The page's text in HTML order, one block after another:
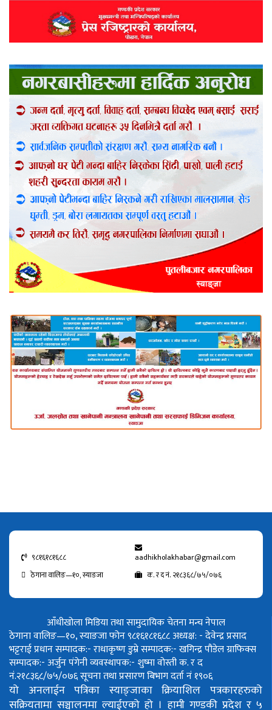
९८१६१८१६८८
aadhikholakhabar@gmail.com
ठेगाना वालिङ—१०, स्याङजा
क. र द नं. २१८३६८/७५/०७६
आँधीखोला मिडिया तथा सामुदायिक चेतना मन्च नेपाल
ठेगाना वालिङ—१०, स्याङजा फोन ९८१६१८१६८८अध्यक्ष: - देवेन्द्र प्रसाद
भट्टराईप्रधान सम्पादक:- राधाकृष्ण डुम्रेसम्पादक:- खगिन्द्र पौडेलग्राफिक्स
सम्पादक:- अर्जुन पंगेनीव्यवस्थापक:- शुष्मा वोस्तीक. र द
नं.२१८३६८/७५/०७६सूचना तथा प्रसारण बिभाग दर्ता नं १९०६
यो अनलाईन पत्रिका स्याङ्जाका क्रियाशिल पत्रकारहरुको
सक्रियतामा सञ्चालनमा ल्याईएको हो । हामी गण्डकी प्रदेश र ५